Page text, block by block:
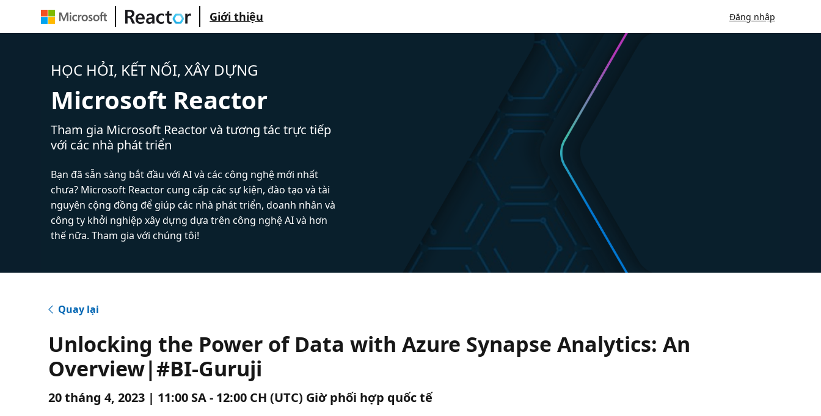
Giới thiệu Đăng nhập
HỌC HỎI, KẾT NỐI, XÂY DỰNG
Microsoft Reactor
Tham gia Microsoft Reactor và tương tác trực tiếp
với các nhà phát triển
Bạn đã sẵn sàng bắt đầu với AI và các công nghệ mới nhất
chưa? Microsoft Reactor cung cấp các sự kiện, đào tạo và tài
nguyên cộng đồng để giúp các nhà phát triển, doanh nhân và
công ty khởi nghiệp xây dựng dựa trên công nghệ AI và hơn
thế nữa. Tham gia với chúng tôi!
Quay lại
Unlocking the Power of Data with Azure Synapse Analytics: An
Overview|#BI-Guruji
20 tháng 4, 2023 | 11:00 SA - 12:00 CH (UTC) Giờ phối hợp quốc tế